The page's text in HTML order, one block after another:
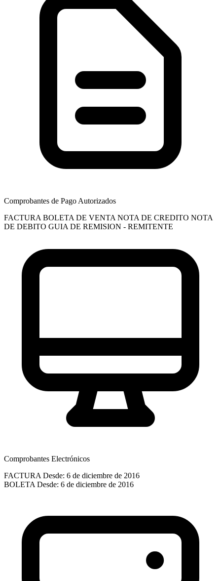
Comprobantes de Pago Autorizados
FACTURA BOLETA DE VENTA NOTA DE CREDITO NOTA
DE DEBITO GUIA DE REMISION - REMITENTE
Comprobantes Electrónicos
FACTURA Desde: 6 de diciembre de 2016
BOLETA Desde: 6 de diciembre de 2016